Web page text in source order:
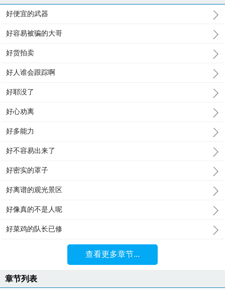
好便宜的武器
好容易被骗的大哥
好货拍卖
好人谁会跟踪啊
好耶没了
好心劝离
好多能力
好不容易出来了
好密实的罩子
好离谱的观光景区
好像真的不是人呢
好菜鸡的队长已修
查看更多章节...
章节列表